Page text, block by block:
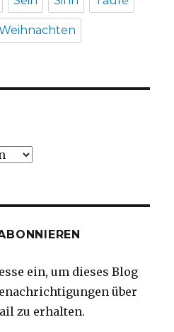
ein, um dieses Blog
über
zu erhalten.